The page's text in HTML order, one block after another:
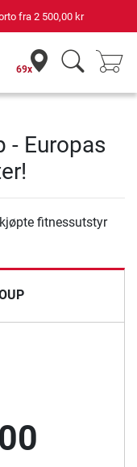
fra 2 500,00 kr
69x
- Europas
kjøpte fitnessutstyr